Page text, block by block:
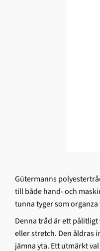
Gütermanns
till både hand- och
tunna tyger som
Denna tråd är ett
eller stretch. Den åldras
jämna yta. Ett utmärkt